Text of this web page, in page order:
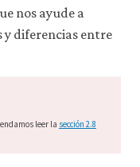
nos ayude a
y diferencias entre
leer la sección 2.8